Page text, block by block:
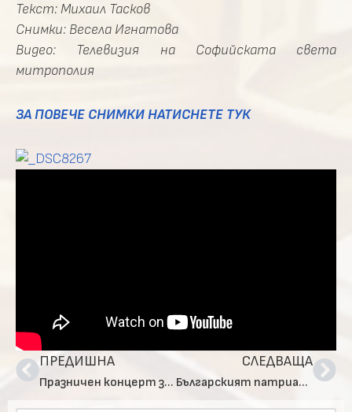
Текст: Михаил Тасков
Снимки: Весела Игнатова
Видео: Телевизия на Софийската света
митрополия
ЗА ПОВЕЧЕ СНИМКИ НАТИСНЕТЕ ТУК
ПРЕДИШНА
Празничен концерт за Въведение Богородично в катедралния храм „Св. Неделя“
СЛЕДВАЩА
Българският патриарх Даниил извърши обновление на параклиса „Св. св. Кирил и Методий“ в Националната спортна академия